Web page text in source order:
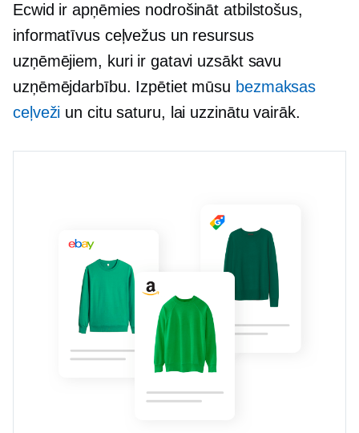
Ecwid ir apņēmies nodrošināt atbilstošus,
informatīvus ceļvežus un resursus
uzņēmējiem, kuri ir gatavi uzsākt savu
uzņēmējdarbību. Izpētiet mūsu bezmaksas
ceļveži un citu saturu, lai uzzinātu vairāk.